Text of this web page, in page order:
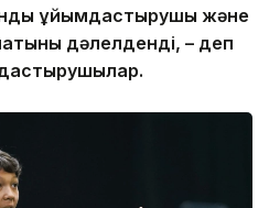
ұйымдастырушы және
дәлелденді, – деп